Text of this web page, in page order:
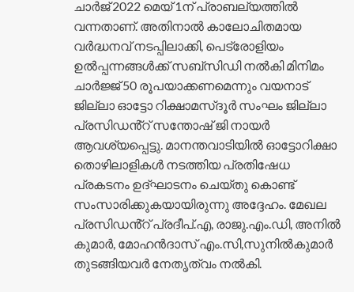
ചാർജ് 2022 മെയ് 1ന് പ്രാബല്യത്തിൽ
വന്നതാണ്. അതിനാൽ കാലോചിതമായ
വർദ്ധനവ് നടപ്പിലാക്കി, പെട്രോളിയം
ഉൽപ്പന്നങ്ങൾക്ക് സബ്‌സിഡി നൽകി മിനിമം
ചാർജ്ജ് 50 രൂപയാക്കണമെന്നും വയനാട്
ജില്ലാ ഓട്ടോ റിക്ഷാമസ്‌ദൂർ സംഘം ജില്ലാ
പ്രസിഡൻ്റ് സന്തോഷ് ജി നായർ
ആവശ്യപ്പെട്ടു. മാനന്തവാടിയിൽ ഓട്ടോറിക്ഷാ
തൊഴിലാളികൾ നടത്തിയ പ്രതിഷേധ
പ്രകടനം ഉദ്ഘാടനം ചെയ്തു കൊണ്ട്
സംസാരിക്കുകയായിരുന്നു അദ്ദേഹം. മേഖല
പ്രസിഡൻ്റ് പ്രദീപ്.എ, രാജു.എം.ഡി, അനിൽ
കുമാർ, മോഹൻദാസ് എം.സി,സുനിൽകുമാർ
തുടങ്ങിയവർ നേതൃത്വം നൽകി.